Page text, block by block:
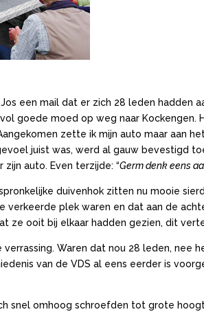
een mail dat er zich 28 leden hadden
goede moed op weg naar
zette ik mijn auto maar aan
juist was, werd al gauw bevestigd
auto. Even terzijde: “Germ denk eens
duivenhok zitten nu mooie
plek waren en dat aan de
ze ooit bij elkaar hadden gezien, dit
Waren dat nou 28 leden, nee
van de VDS al eens eerder is
snel omhoog schroefden tot grote